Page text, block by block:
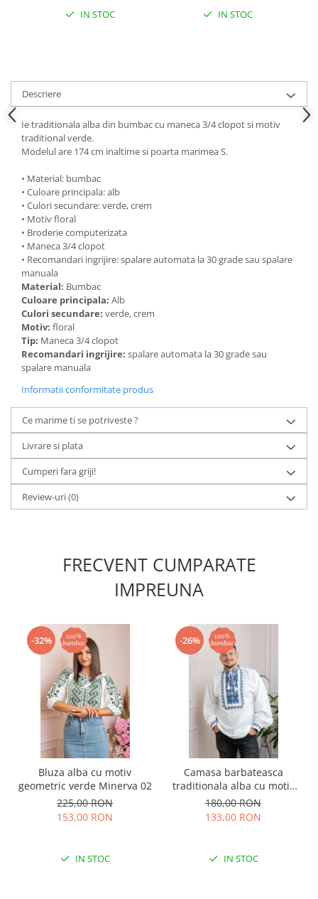
IN STOC IN STOC
Descriere
Ie traditionala alba din bumbac cu maneca 3/4 clopot si motiv
traditional verde.
Modelul are 174 cm inaltime si poarta marimea S.
• Material: bumbac
• Culoare principala: alb
• Culori secundare: verde, crem
• Motiv floral
• Broderie computerizata
• Maneca 3/4 clopot
• Recomandari ingrijire: spalare automata la 30 grade sau spalare
manuala
Material: Bumbac
Culoare principala: Alb
Culori secundare: verde, crem
Motiv: floral
Tip: Maneca 3/4 clopot
Recomandari ingrijire: spalare automata la 30 grade sau
spalare manuala
Informatii conformitate produs
Ce marime ti se potriveste ?
Livrare si plata
Cumperi fara griji!
Review-uri(0)
FRECVENT CUMPARATE
IMPREUNA
-32%
Bluza alba cu motiv
geometric verde Minerva 02
225,00 RON
153,00 RON
IN STOC
-26%
Camasa barbateasca
traditionala alba cu motiv
geometric albastru Alin
180,00 RON
133,00 RON
IN STOC